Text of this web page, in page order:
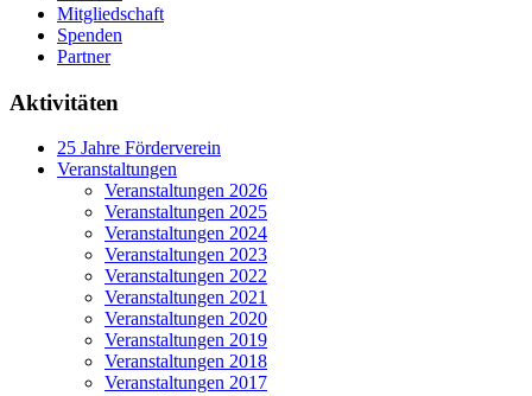
Mitgliedschaft
Spenden
Partner
Aktivitäten
25 Jahre Förderverein
Veranstaltungen
Veranstaltungen 2026
Veranstaltungen 2025
Veranstaltungen 2024
Veranstaltungen 2023
Veranstaltungen 2022
Veranstaltungen 2021
Veranstaltungen 2020
Veranstaltungen 2019
Veranstaltungen 2018
Veranstaltungen 2017